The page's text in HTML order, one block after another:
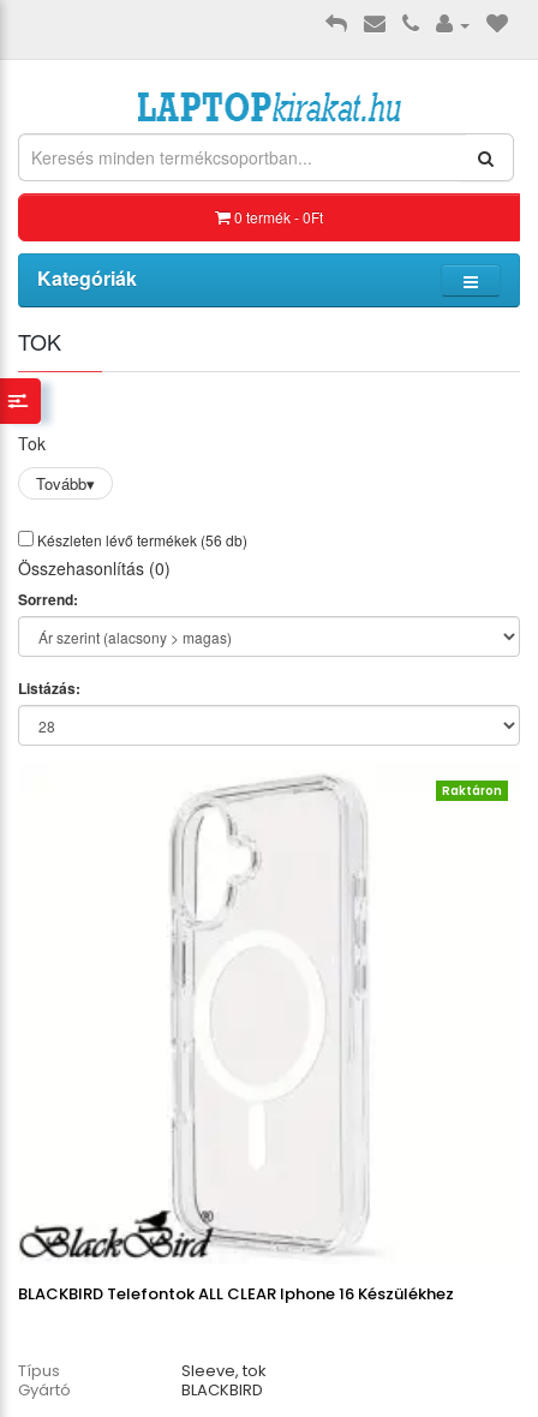
0 termék - 0Ft
Kategóriák
TOK
Tok
Tovább▾
Készleten lévő termékek (56 db)
Összehasonlítás (0)
Sorrend:
Listázás:
Raktáron
BLACKBIRD Telefontok ALL CLEAR Iphone 16 Készülékhez
Típus
Sleeve, tok
Gyártó
BLACKBIRD